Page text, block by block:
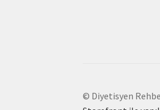
© Diyetisyen